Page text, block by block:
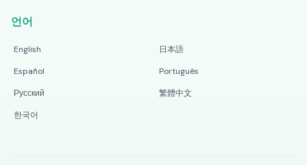
언어
English
日本語
Español
Português
Русский
繁體中文
한국어